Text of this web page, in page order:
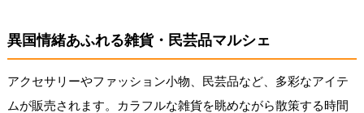
異国情緒あふれる雑貨・民芸品マルシェ
アクセサリーやファッション小物、民芸品など、多彩なアイテ
ムが販売されます。カラフルな雑貨を眺めながら散策する時間